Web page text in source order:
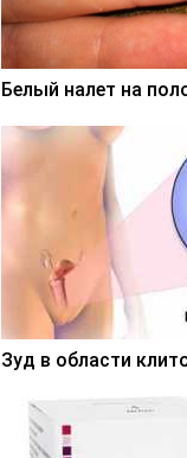
Белый налет на
Зуд в области